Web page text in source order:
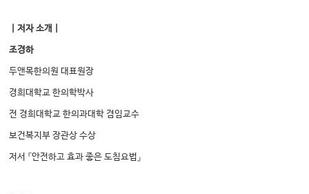
｜저자 소개｜
조경하
두앤목한의원 대표원장
경희대학교 한의학박사
전 경희대학교 한의과대학 겸임교수
보건복지부 장관상 수상
저서 『안전하고 효과 좋은 도침요법』